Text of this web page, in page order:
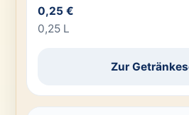
0,25 €
0,25 L
Zur